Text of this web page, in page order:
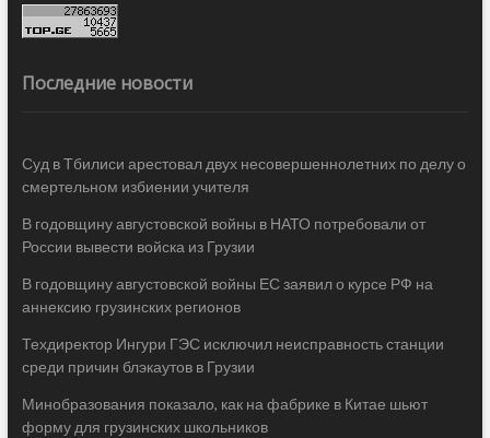
Последние новости
Суд в Тбилиси арестовал двух несовершеннолетних по делу о
смертельном избиении учителя
В годовщину августовской войны в НАТО потребовали от
России вывести войска из Грузии
В годовщину августовской войны ЕС заявил о курсе РФ на
аннексию грузинских регионов
Техдиректор Ингури ГЭС исключил неисправность станции
среди причин блэкаутов в Грузии
Минобразования показало, как на фабрике в Китае шьют
форму для грузинских школьников